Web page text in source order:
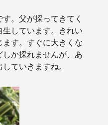
。父が採ってきてく
しています。きれい
す。すぐに大きくな
か採れませんが、あ
ていきますね。